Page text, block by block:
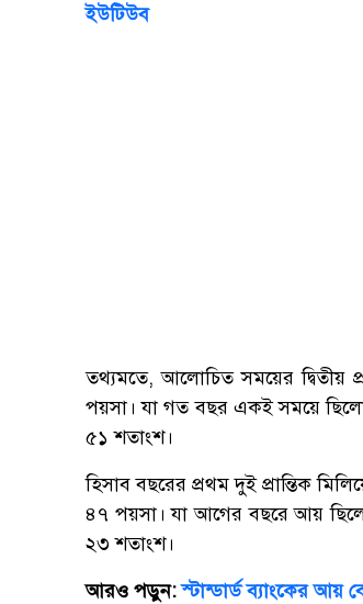
ইউটিউব
তথ্যমতে, আলোচিত সময়ের দ্বিতীয়
পয়সা। যা গত বছর একই সময়ে
৫১ শতাংশ।
হিসাব বছরের প্রথম দুই প্রান্তিক
৪৭ পয়সা। যা আগের বছরে আয়
২৩ শতাংশ।
আরও পড়ুন:স্টান্ডার্ড ব্যাংকের আয়